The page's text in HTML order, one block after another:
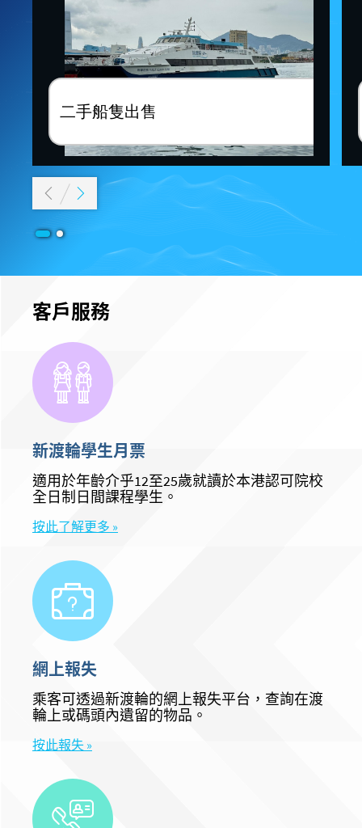
二手船隻出售
客戶服務
新渡輪學生月票
適用於年齡介乎12至25歲就讀於本港認可院校
全日制日間課程學生。
按此了解更多 »
網上報失
乘客可透過新渡輪的網上報失平台，查詢在渡
輪上或碼頭內遺留的物品。
按此報失 »